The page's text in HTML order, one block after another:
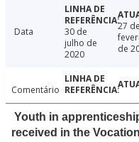
Data
30 de
julho de
2020
27 de
de
Comentário
Youth in
received in the